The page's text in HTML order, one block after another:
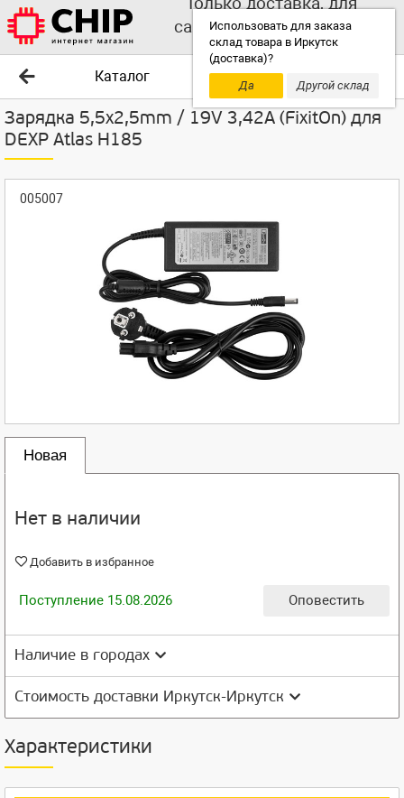
Использовать для заказа
склад товара в Иркутск
(доставка)?
Да
Другой склад
самовывоза выбирайте
другой склад!
Каталог
Зарядка 5,5x2,5mm / 19V 3,42A (FixitOn) для
DEXP Atlas H185
005007
Новая
Нет в наличии
Добавить в избранное
Поступление 15.08.2026 Оповестить
Наличие в городах
Стоимость доставки Иркутск-Иркутск
Характеристики